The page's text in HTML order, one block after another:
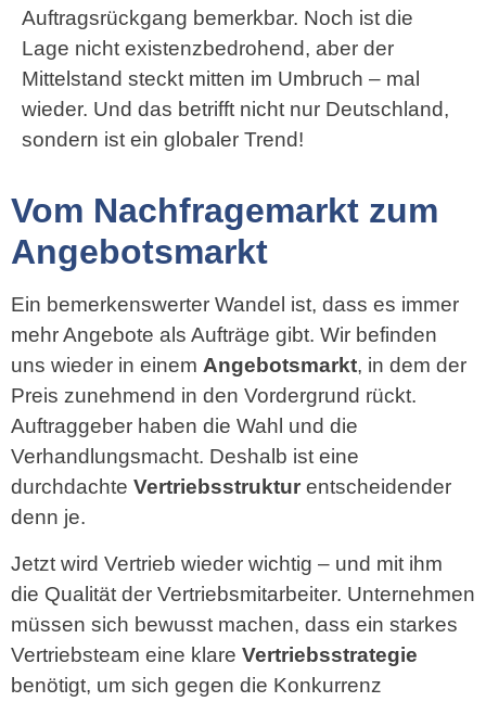
Auftragsrückgang bemerkbar. Noch ist die
Lage nicht existenzbedrohend, aber der
Mittelstand steckt mitten im Umbruch – mal
wieder. Und das betrifft nicht nur Deutschland,
sondern ist ein globaler Trend!
Vom Nachfragemarkt zum
Angebotsmarkt
Ein bemerkenswerter Wandel ist, dass es immer
mehr Angebote als Aufträge gibt. Wir befinden
uns wieder in einem Angebotsmarkt, in dem der
Preis zunehmend in den Vordergrund rückt.
Auftraggeber haben die Wahl und die
Verhandlungsmacht. Deshalb ist eine
durchdachte Vertriebsstruktur entscheidender
denn je.
Jetzt wird Vertrieb wieder wichtig – und mit ihm
die Qualität der Vertriebsmitarbeiter. Unternehmen
müssen sich bewusst machen, dass ein starkes
Vertriebsteam eine klare Vertriebsstrategie
benötigt, um sich gegen die Konkurrenz